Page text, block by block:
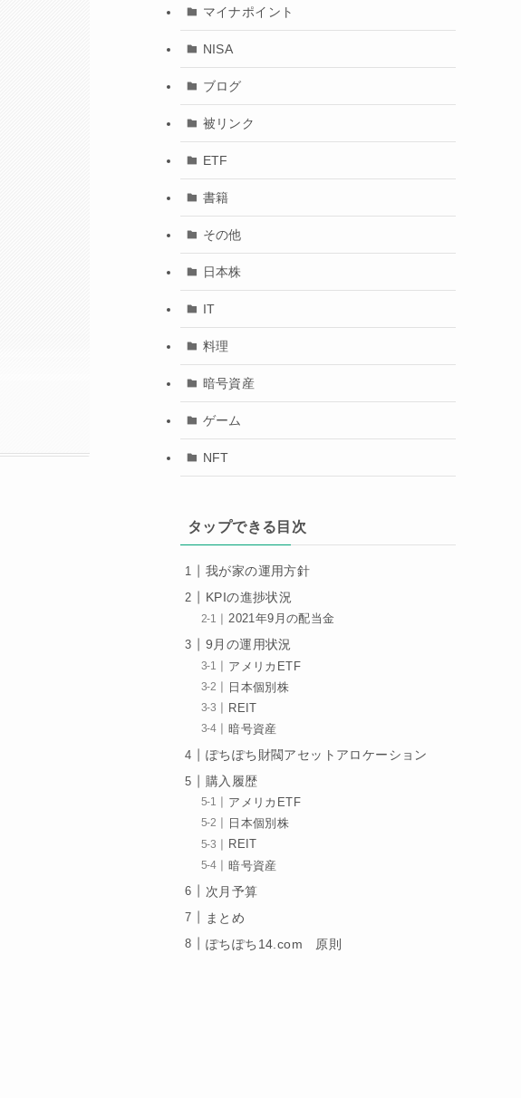
マイナポイント
NISA
ブログ
被リンク
ETF
書籍
その他
日本株
IT
料理
暗号資産
ゲーム
NFT
タップできる目次
我が家の運用方針
KPIの進捗状況
2021年9月の配当金
9月の運用状況
アメリカETF
日本個別株
REIT
暗号資産
ぽちぽち財閥アセットアロケーション
購入履歴
アメリカETF
日本個別株
REIT
暗号資産
次月予算
まとめ
ぽちぽち14.com 原則